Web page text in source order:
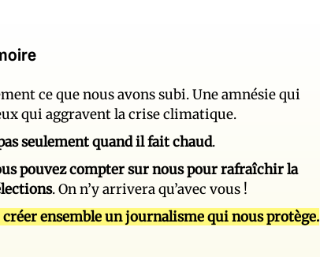
ce que nous avons subi. Une amnésie qui
qui aggravent la crise climatique.
seulement quand il fait chaud.
pouvez compter sur nous pour rafraîchir la
. On n’y arrivera qu’avec vous !
ensemble un journalisme qui nous protège.